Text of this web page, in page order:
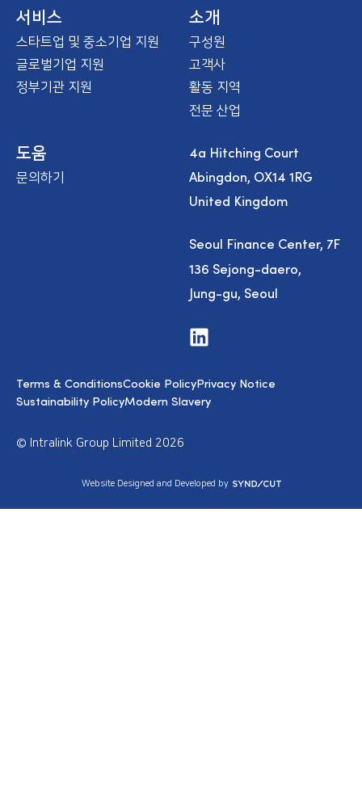
서비스
스타트업 및 중소기업 지원
글로벌기업 지원
정부기관 지원
소개
구성원
고객사
활동 지역
전문 산업
도움
문의하기
4a Hitching Court
Abingdon, OX14 1RG
United Kingdom
Seoul Finance Center, 7F
136 Sejong-daero,
Jung-gu, Seoul
V
i
t
u
s
k
d
© Intralink Group Limited 2026
Terms & ConditionsCookie PolicyPrivacy Notice
Sustainability PolicyModern Slavery
Website Designed and Developed by S
n